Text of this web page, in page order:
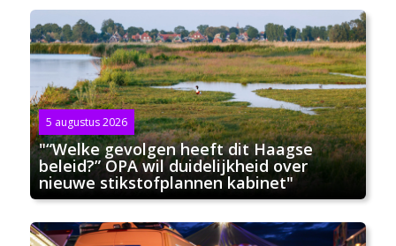
5 augustus 2026
"“Welke gevolgen heeft dit Haagse
beleid?” OPA wil duidelijkheid over
nieuwe stikstofplannen kabinet"